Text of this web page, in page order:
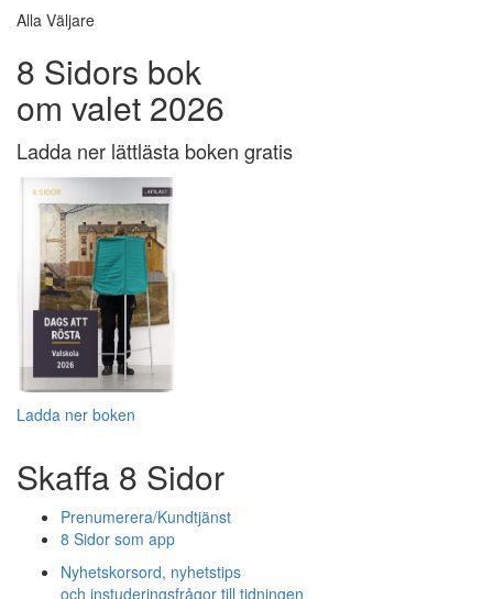
Alla Väljare
8 Sidors bok
om valet 2026
Ladda ner lättlästa boken gratis
Ladda ner boken
Skaffa 8 Sidor
Prenumerera/Kundtjänst
8 Sidor som app
Nyhetskorsord, nyhetstips
och instuderingsfrågor till tidningen